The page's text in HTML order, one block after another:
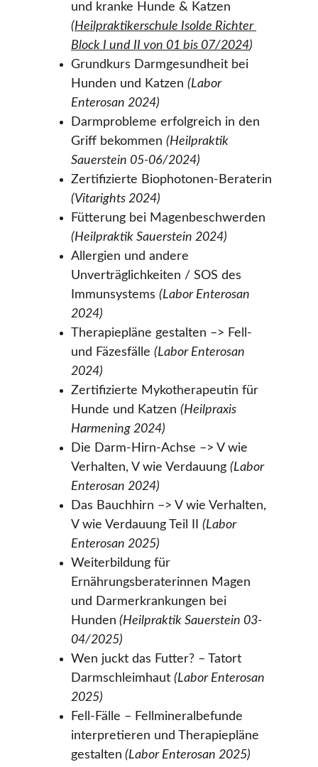
und kranke Hunde & Katzen
(Heilpraktikerschule Isolde Richter
Block I und II von 01 bis 07/2024)
Grundkurs Darmgesundheit bei
Hunden und Katzen (Labor
Enterosan 2024)
Darmprobleme erfolgreich in den
Griff bekommen (Heilpraktik
Sauerstein 05-06/2024)
Zertifizierte Biophotonen-Beraterin
(Vitarights 2024)
Fütterung bei Magenbeschwerden
(Heilpraktik Sauerstein 2024)
Allergien und andere
Unverträglichkeiten / SOS des
Immunsystems (Labor Enterosan
2024)
Therapiepläne gestalten –> Fell-
und Fäzesfälle (Labor Enterosan
2024)
Zertifizierte Mykotherapeutin für
Hunde und Katzen (Heilpraxis
Harmening 2024)
Die Darm-Hirn-Achse –> V wie
Verhalten, V wie Verdauung (Labor
Enterosan 2024)
Das Bauchhirn –> V wie Verhalten,
V wie Verdauung Teil II (Labor
Enterosan 2025)
Weiterbildung für
Ernährungsberaterinnen Magen
und Darmerkrankungen bei
Hunden (Heilpraktik Sauerstein 03-
04/2025)
Wen juckt das Futter? – Tatort
Darmschleimhaut (Labor Enterosan
2025)
Fell-Fälle – Fellmineralbefunde
interpretieren und Therapiepläne
gestalten (Labor Enterosan 2025)